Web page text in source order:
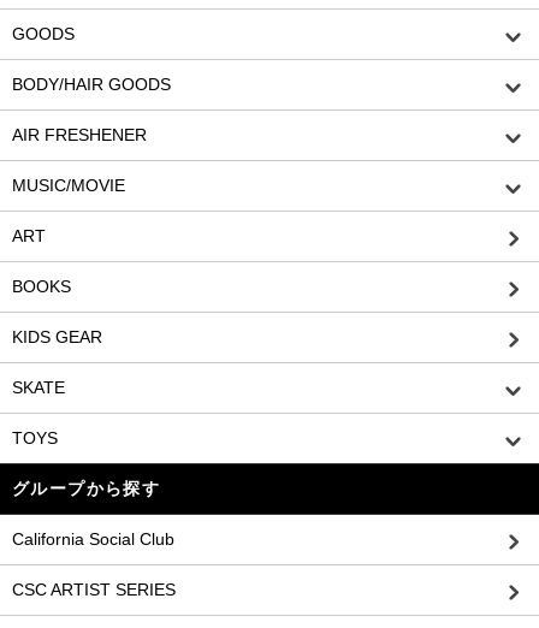
GOODS
BODY/HAIR GOODS
AIR FRESHENER
MUSIC/MOVIE
ART
BOOKS
KIDS GEAR
SKATE
TOYS
グループから探す
California Social Club
CSC ARTIST SERIES